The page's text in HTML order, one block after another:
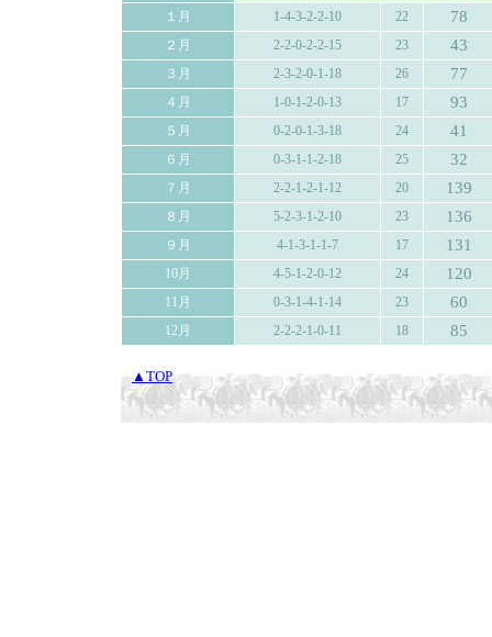
１月 1-4-3-2-2-10 22 78
２月 2-2-0-2-2-15 23 43
３月 2-3-2-0-1-18 26 77
４月 1-0-1-2-0-13 17 93
５月 0-2-0-1-3-18 24 41
６月 0-3-1-1-2-18 25 32
７月 2-2-1-2-1-12 20 139
８月 5-2-3-1-2-10 23 136
９月 4-1-3-1-1-7 17 131
10月 4-5-1-2-0-12 24 120
11月 0-3-1-4-1-14 23 60
12月 2-2-2-1-0-11 18 85
▲TOP